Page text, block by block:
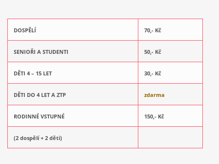
DOSPĚLÍ 70,- Kč
SENIOŘI A STUDENTI 50,- Kč
DĚTI 4 – 15 LET 30,- Kč
DĚTI DO 4 LET A ZTP zdarma
RODINNÉ VSTUPNÉ 150,- Kč
(2 dospělí + 2 děti)